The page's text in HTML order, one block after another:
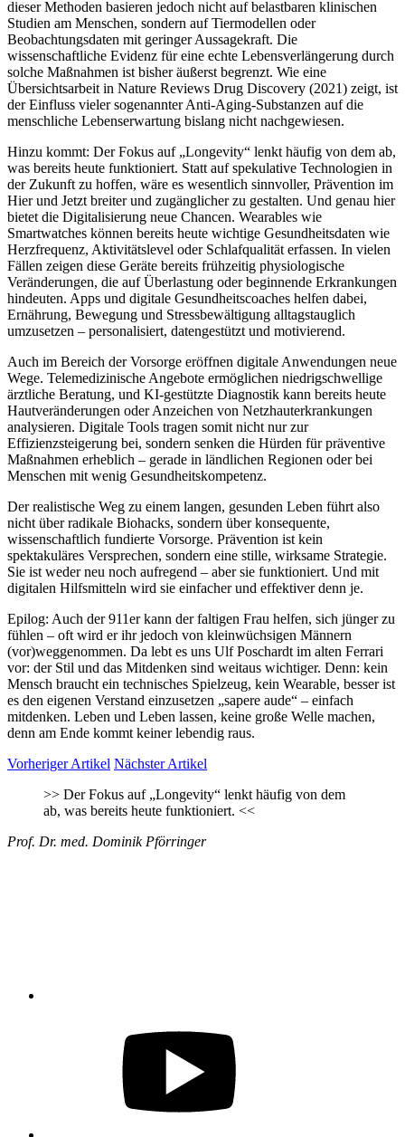
dieser Methoden basieren jedoch nicht auf belastbaren klinischen
Studien am Menschen, sondern auf Tiermodellen oder
Beobachtungsdaten mit geringer Aussagekraft. Die
wissenschaftliche Evidenz für eine echte Lebensverlängerung durch
solche Maßnahmen ist bisher äußerst begrenzt. Wie eine
Übersichtsarbeit in Nature Reviews Drug Discovery (2021) zeigt, ist
der Einfluss vieler sogenannter Anti-Aging-Substanzen auf die
menschliche Lebenserwartung bislang nicht nachgewiesen.
Hinzu kommt: Der Fokus auf „Longevity“ lenkt häufig von dem ab,
was bereits heute funktioniert. Statt auf spekulative Technologien in
der Zukunft zu hoffen, wäre es wesentlich sinnvoller, Prävention im
Hier und Jetzt breiter und zugänglicher zu gestalten. Und genau hier
bietet die Digitalisierung neue Chancen. Wearables wie
Smartwatches können bereits heute wichtige Gesundheitsdaten wie
Herzfrequenz, Aktivitätslevel oder Schlafqualität erfassen. In vielen
Fällen zeigen diese Geräte bereits frühzeitig physiologische
Veränderungen, die auf Überlastung oder beginnende Erkrankungen
hindeuten. Apps und digitale Gesundheitscoaches helfen dabei,
Ernährung, Bewegung und Stressbewältigung alltagstauglich
umzusetzen – personalisiert, datengestützt und motivierend.
Auch im Bereich der Vorsorge eröffnen digitale Anwendungen neue
Wege. Telemedizinische Angebote ermöglichen niedrigschwellige
ärztliche Beratung, und KI-gestützte Diagnostik kann bereits heute
Hautveränderungen oder Anzeichen von Netzhauterkrankungen
analysieren. Digitale Tools tragen somit nicht nur zur
Effizienzsteigerung bei, sondern senken die Hürden für präventive
Maßnahmen erheblich – gerade in ländlichen Regionen oder bei
Menschen mit wenig Gesundheitskompetenz.
Der realistische Weg zu einem langen, gesunden Leben führt also
nicht über radikale Biohacks, sondern über konsequente,
wissenschaftlich fundierte Vorsorge. Prävention ist kein
spektakuläres Versprechen, sondern eine stille, wirksame Strategie.
Sie ist weder neu noch aufregend – aber sie funktioniert. Und mit
digitalen Hilfsmitteln wird sie einfacher und effektiver denn je.
Epilog: Auch der 911er kann der faltigen Frau helfen, sich jünger zu
fühlen – oft wird er ihr jedoch von kleinwüchsigen Männern
(vor)weggenommen. Da lebt es uns Ulf Poschardt im alten Ferrari
vor: der Stil und das Mitdenken sind weitaus wichtiger. Denn: kein
Mensch braucht ein technisches Spielzeug, kein Wearable, besser ist
es den eigenen Verstand einzusetzen „sapere aude“ – einfach
mitdenken. Leben und Leben lassen, keine große Welle machen,
denn am Ende kommt keiner lebendig raus.
Vorheriger Artikel Nächster Artikel
>> Der Fokus auf „Longevity“ lenkt häufig von dem
ab, was bereits heute funktioniert. <<
Prof. Dr. med. Dominik Pförringer